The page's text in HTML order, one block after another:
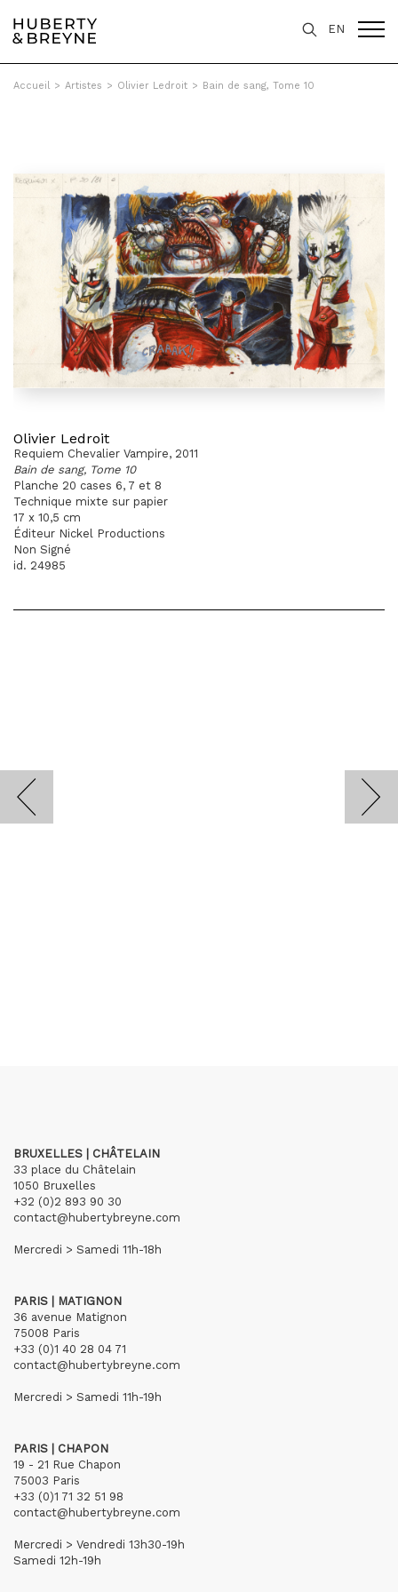
EN
Accueil > Artistes > Olivier Ledroit > Bain de sang, Tome 10
Olivier Ledroit
Requiem Chevalier Vampire, 2011
Bain de sang, Tome 10
Planche 20 cases 6, 7 et 8
Technique mixte sur papier
17 x 10,5 cm
Éditeur Nickel Productions
Non Signé
id. 24985
BRUXELLES | CHÂTELAIN
33 place du Châtelain
1050 Bruxelles
+32 (0)2 893 90 30
contact@hubertybreyne.com
Mercredi > Samedi 11h-18h
PARIS | MATIGNON
36 avenue Matignon
75008 Paris
+33 (0)1 40 28 04 71
contact@hubertybreyne.com
Mercredi > Samedi 11h-19h
PARIS | CHAPON
19 - 21 Rue Chapon
75003 Paris
+33 (0)1 71 32 51 98
contact@hubertybreyne.com
Mercredi > Vendredi 13h30-19h
Samedi 12h-19h